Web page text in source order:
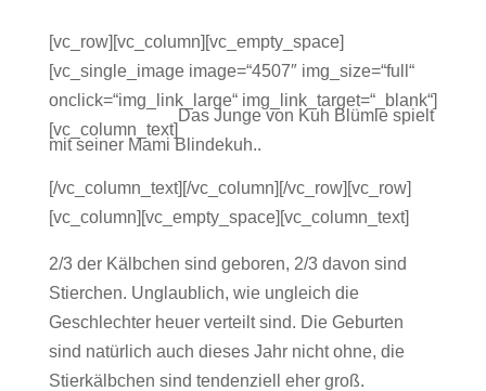
[vc_row][vc_column][vc_empty_space]
[vc_single_image image=“4507″ img_size=“full“
onclick=“img_link_large“ img_link_target=“_blank“]
[vc_column_text]
Das Junge von Kuh Blümle spielt
mit seiner Mami Blindekuh..
[/vc_column_text][/vc_column][/vc_row][vc_row]
[vc_column][vc_empty_space][vc_column_text]
2/3 der Kälbchen sind geboren, 2/3 davon sind
Stierchen. Unglaublich, wie ungleich die
Geschlechter heuer verteilt sind. Die Geburten
sind natürlich auch dieses Jahr nicht ohne, die
Stierkälbchen sind tendenziell eher groß.